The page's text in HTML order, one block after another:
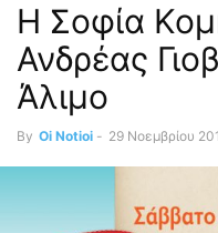
Η Σοφία
Ανδρέας
Άλιμο
By Oi Notioi - 29 Νοεμβρίου